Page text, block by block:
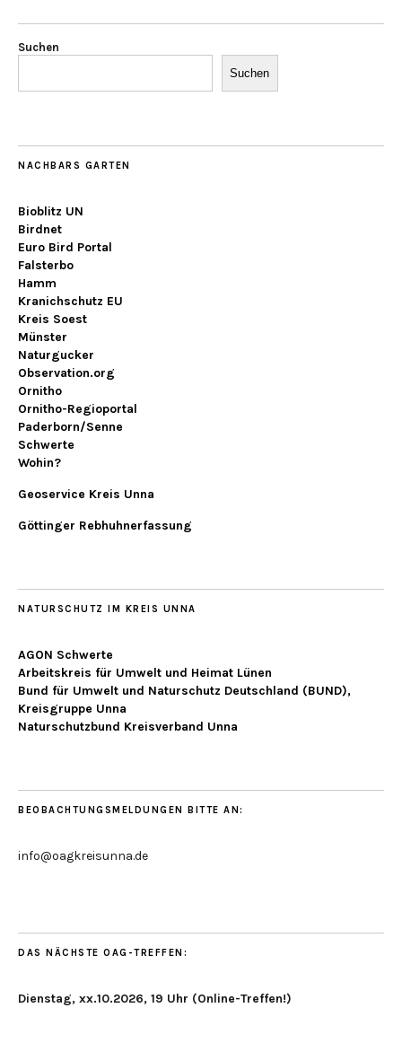
Suchen
Suchen
NACHBARS GARTEN
Bioblitz UN
Birdnet
Euro Bird Portal
Falsterbo
Hamm
Kranichschutz EU
Kreis Soest
Münster
Naturgucker
Observation.org
Ornitho
Ornitho-Regioportal
Paderborn/Senne
Schwerte
Wohin?
Geoservice Kreis Unna
Göttinger Rebhuhnerfassung
NATURSCHUTZ IM KREIS UNNA
AGON Schwerte
Arbeitskreis für Umwelt und Heimat Lünen
Bund für Umwelt und Naturschutz Deutschland (BUND),
Kreisgruppe Unna
Naturschutzbund Kreisverband Unna
BEOBACHTUNGSMELDUNGEN BITTE AN:
info@oagkreisunna.de
DAS NÄCHSTE OAG-TREFFEN:
Dienstag, xx.10.2026, 19 Uhr (Online-Treffen!)